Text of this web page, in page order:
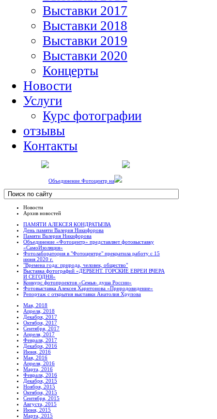
Выставки 2017
Выставки 2018
Выставки 2019
Выставки 2020
Концерты
Новости
Услуги
Курс фотографии
отзывы
Контакты
Объединение Фотоцентр на
Новости
Архив новостей
ПАМЯТИ АЛЕКСЕЯ КОНДРАТЬЕВА
День памяти Валерия Никифорова
Памяти Валерия Никифорова
Объединение «Фотоцентр» представляет фотовыставку
«СамоИзоляция»
Фотолаборатория в "Фотоцентре" прекратила работу с 15
июня 2020 г.
"Времена года: природа, человек, общество"
Выставка фотографий «ДЕРБЕНТ. ГОРСКИЕ ЕВРЕИ ВЧЕРА
И СЕГОДНЯ»
Конкурс фотопроектов «Семья- душа России»
Фотовыставка Алексея Харитонова «Природовидение»
Репортаж с открытия выставки Анатолия Хрупова
Мая, 2018
Апреля, 2018
Декабря, 2017
Октября, 2017
Сентября, 2017
Апреля, 2017
Февраля, 2017
Декабря, 2016
Июня, 2016
Мая, 2016
Апреля, 2016
Марта, 2016
Февраля, 2016
Декабря, 2015
Ноября, 2015
Октября, 2015
Сентября, 2015
Августа, 2015
Июня, 2015
Марта, 2015